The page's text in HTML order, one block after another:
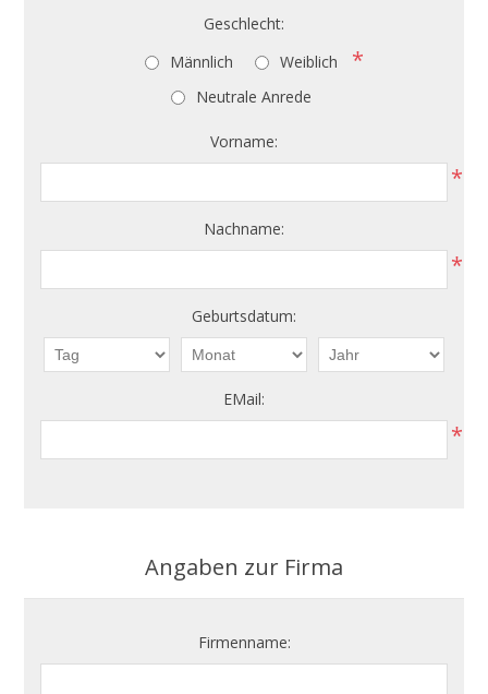
Geschlecht:
Männlich
Weiblich
Neutrale Anrede
*
Vorname:
*
Nachname:
*
Geburtsdatum:
EMail:
*
Angaben zur Firma
Firmenname: